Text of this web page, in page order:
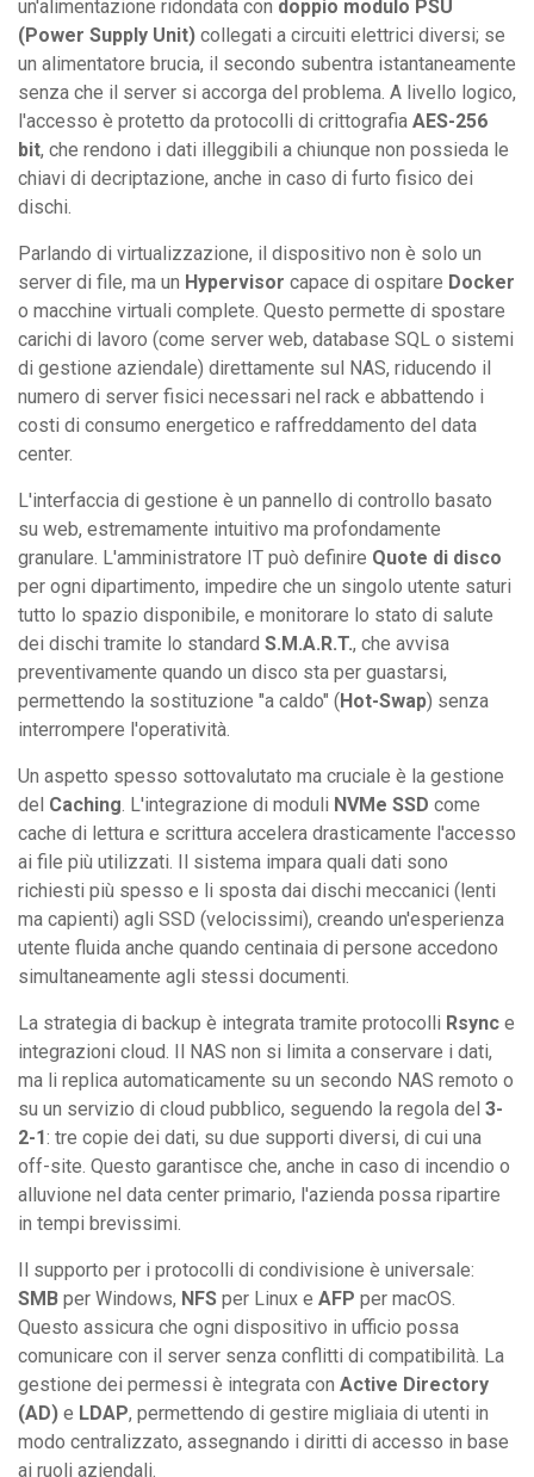
un'alimentazione ridondata con doppio modulo PSU
(Power Supply Unit) collegati a circuiti elettrici diversi; se
un alimentatore brucia, il secondo subentra istantaneamente
senza che il server si accorga del problema. A livello logico,
l'accesso è protetto da protocolli di crittografia AES-256
bit, che rendono i dati illeggibili a chiunque non possieda le
chiavi di decriptazione, anche in caso di furto fisico dei
dischi.
Parlando di virtualizzazione, il dispositivo non è solo un
server di file, ma un Hypervisor capace di ospitare Docker
o macchine virtuali complete. Questo permette di spostare
carichi di lavoro (come server web, database SQL o sistemi
di gestione aziendale) direttamente sul NAS, riducendo il
numero di server fisici necessari nel rack e abbattendo i
costi di consumo energetico e raffreddamento del data
center.
L'interfaccia di gestione è un pannello di controllo basato
su web, estremamente intuitivo ma profondamente
granulare. L'amministratore IT può definire Quote di disco
per ogni dipartimento, impedire che un singolo utente saturi
tutto lo spazio disponibile, e monitorare lo stato di salute
dei dischi tramite lo standard S.M.A.R.T., che avvisa
preventivamente quando un disco sta per guastarsi,
permettendo la sostituzione "a caldo" (Hot-Swap) senza
interrompere l'operatività.
Un aspetto spesso sottovalutato ma cruciale è la gestione
del Caching. L'integrazione di moduli NVMe SSD come
cache di lettura e scrittura accelera drasticamente l'accesso
ai file più utilizzati. Il sistema impara quali dati sono
richiesti più spesso e li sposta dai dischi meccanici (lenti
ma capienti) agli SSD (velocissimi), creando un'esperienza
utente fluida anche quando centinaia di persone accedono
simultaneamente agli stessi documenti.
La strategia di backup è integrata tramite protocolli Rsync e
integrazioni cloud. Il NAS non si limita a conservare i dati,
ma li replica automaticamente su un secondo NAS remoto o
su un servizio di cloud pubblico, seguendo la regola del 3-
2-1: tre copie dei dati, su due supporti diversi, di cui una
off-site. Questo garantisce che, anche in caso di incendio o
alluvione nel data center primario, l'azienda possa ripartire
in tempi brevissimi.
Il supporto per i protocolli di condivisione è universale:
SMB per Windows, NFS per Linux e AFP per macOS.
Questo assicura che ogni dispositivo in ufficio possa
comunicare con il server senza conflitti di compatibilità. La
gestione dei permessi è integrata con Active Directory
(AD) e LDAP, permettendo di gestire migliaia di utenti in
modo centralizzato, assegnando i diritti di accesso in base
ai ruoli aziendali.